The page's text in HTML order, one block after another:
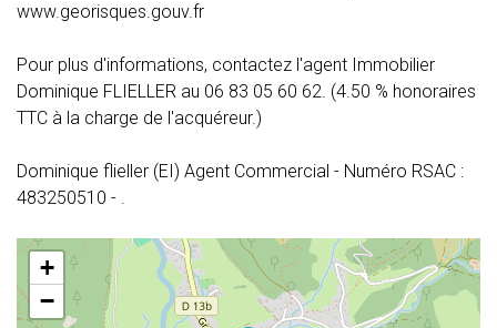
www.georisques.gouv.fr
Pour plus d'informations, contactez l'agent Immobilier
Dominique FLIELLER au 06 83 05 60 62. (4.50 % honoraires
TTC à la charge de l'acquéreur.)
Dominique flieller (EI) Agent Commercial - Numéro RSAC :
483250510 - .
+
−